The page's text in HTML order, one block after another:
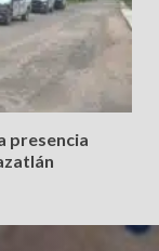
presencia